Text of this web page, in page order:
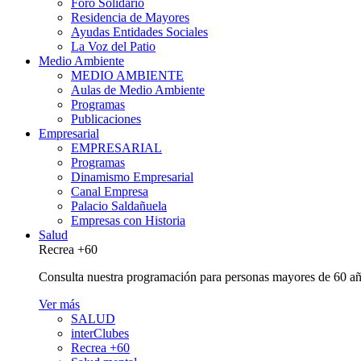
Foro Solidario
Residencia de Mayores
Ayudas Entidades Sociales
La Voz del Patio
Medio Ambiente
MEDIO AMBIENTE
Aulas de Medio Ambiente
Programas
Publicaciones
Empresarial
EMPRESARIAL
Programas
Dinamismo Empresarial
Canal Empresa
Palacio Saldañuela
Empresas con Historia
Salud
Recrea +60
Consulta nuestra programación para personas mayores de 60
Ver más
SALUD
interClubes
Recrea +60